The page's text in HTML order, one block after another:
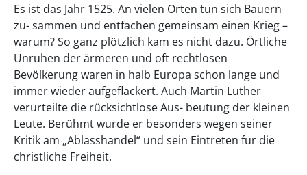
Es ist das Jahr 1525. An vielen Orten tun sich Bauern
zu- sammen und entfachen gemeinsam einen Krieg –
warum? So ganz plötzlich kam es nicht dazu. Örtliche
Unruhen der ärmeren und oft rechtlosen
Bevölkerung waren in halb Europa schon lange und
immer wieder aufgeflackert. Auch Martin Luther
verurteilte die rücksichtlose Aus- beutung der kleinen
Leute. Berühmt wurde er besonders wegen seiner
Kritik am „Ablasshandel“ und sein Eintreten für die
christliche Freiheit.